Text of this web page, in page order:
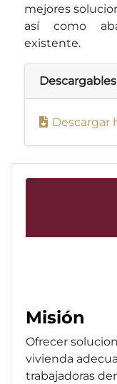
mejores
así como
existente.
Descargables
Descargar
Misión
Ofrecer
vivienda
trabajadoras